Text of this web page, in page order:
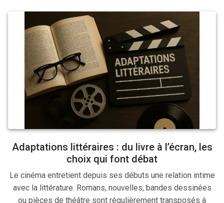
Adaptations littéraires : du livre à l’écran, les
choix qui font débat
Le cinéma entretient depuis ses débuts une relation intime
avec la littérature. Romans, nouvelles, bandes dessinées
ou pièces de théâtre sont régulièrement transposés à